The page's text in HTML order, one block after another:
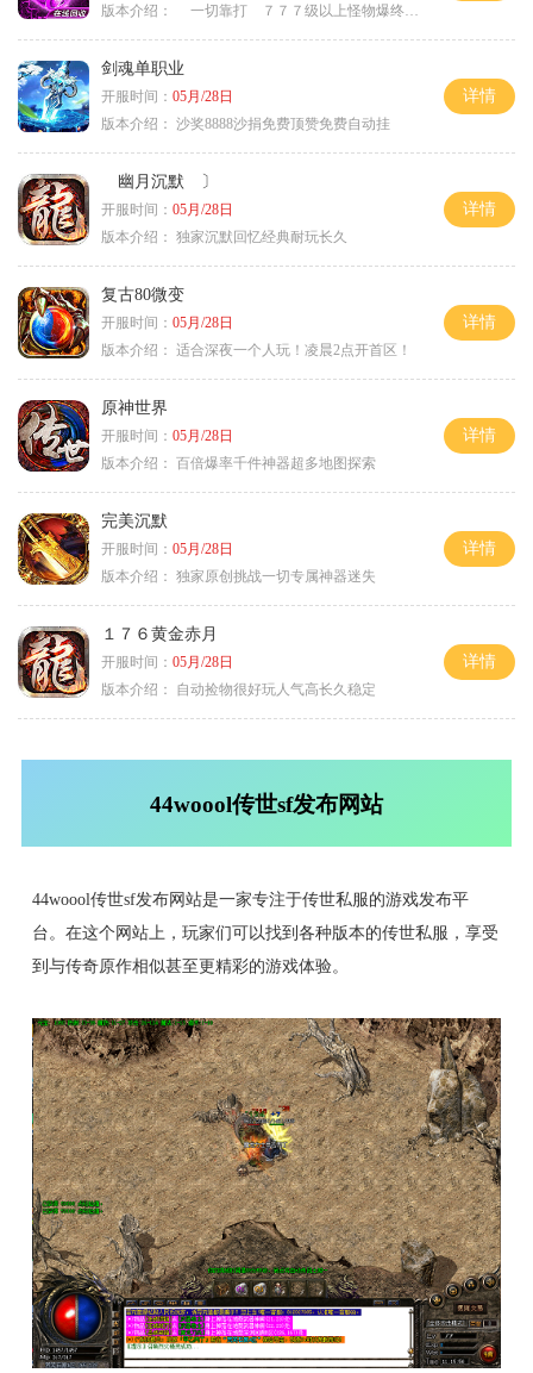
版本介绍：
一切靠打 ７７７级以上怪物爆终极 ＞
剑魂单职业
开服时间： 05月/28日
版本介绍： 沙奖8888沙捐免费顶赞免费自动挂
详情
幽月沉默 〕
开服时间： 05月/28日
版本介绍： 独家沉默回忆经典耐玩长久
详情
复古80微变
开服时间： 05月/28日
版本介绍： 适合深夜一个人玩！凌晨2点开首区！
详情
原神世界
开服时间： 05月/28日
版本介绍： 百倍爆率千件神器超多地图探索
详情
完美沉默
开服时间： 05月/28日
版本介绍： 独家原创挑战一切专属神器迷失
详情
１７６黄金赤月
开服时间： 05月/28日
版本介绍：
自动捡物很好玩人气高长久稳定
详情
44woool传世sf发布网站
44woool传世sf发布网站是一家专注于传世私服的游戏发布平
台。在这个网站上，玩家们可以找到各种版本的传世私服，享受
到与传奇原作相似甚至更精彩的游戏体验。